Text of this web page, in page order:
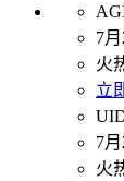
7月
火
立
7月
火